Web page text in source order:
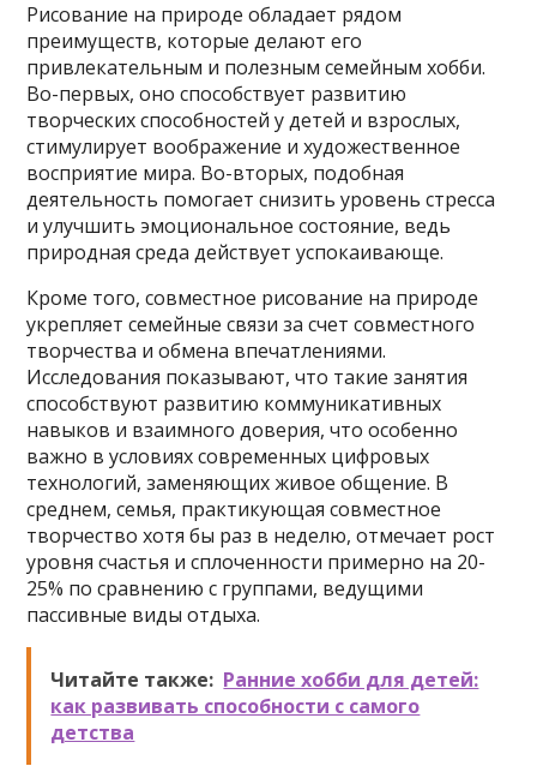
Рисование на природе обладает рядом
преимуществ, которые делают его
привлекательным и полезным семейным хобби.
Во-первых, оно способствует развитию
творческих способностей у детей и взрослых,
стимулирует воображение и художественное
восприятие мира. Во-вторых, подобная
деятельность помогает снизить уровень стресса
и улучшить эмоциональное состояние, ведь
природная среда действует успокаивающе.
Кроме того, совместное рисование на природе
укрепляет семейные связи за счет совместного
творчества и обмена впечатлениями.
Исследования показывают, что такие занятия
способствуют развитию коммуникативных
навыков и взаимного доверия, что особенно
важно в условиях современных цифровых
технологий, заменяющих живое общение. В
среднем, семья, практикующая совместное
творчество хотя бы раз в неделю, отмечает рост
уровня счастья и сплоченности примерно на 20-
25% по сравнению с группами, ведущими
пассивные виды отдыха.
Читайте также: Ранние хобби для детей:
как развивать способности с самого
детства